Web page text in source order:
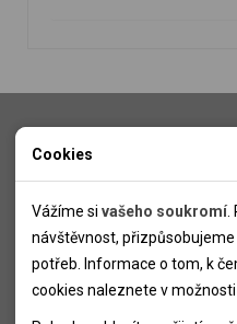
Dovolená
Ultra Last minute
Last minute
Léto – First Minute – Kempy
Turistika
Adventní zájezdy
Cookies
Vážíme si vašeho soukromí
návštěvnost,
potřeb. Informace o tom, k
cookies naleznete v možnosti
Nutné cookies pomáhají, aby
tak, že umožní základní
přístup k zabezpečeným
stránka nemůže správně